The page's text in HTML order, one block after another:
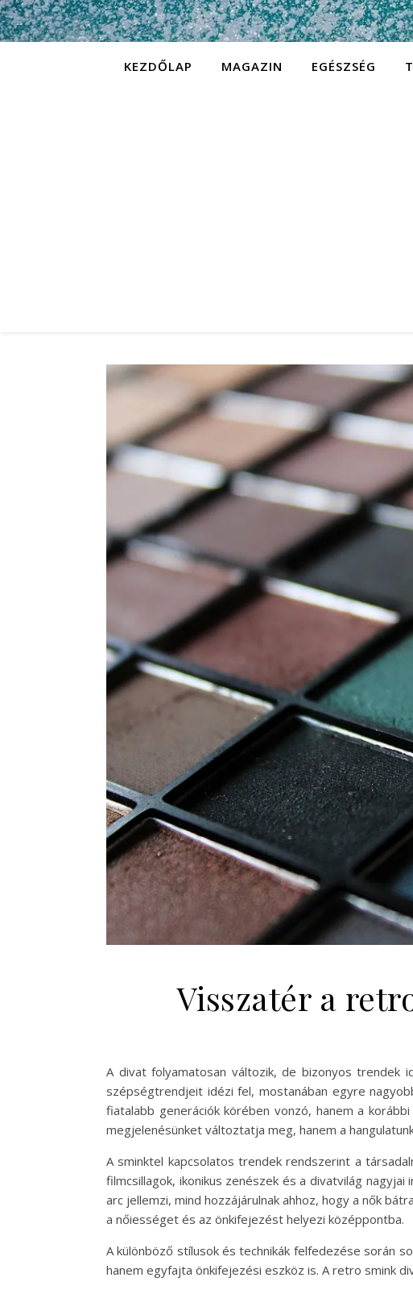
KEZDŐLAP MAGAZIN EGÉSZSÉG
Visszatér a
A divat folyamatosan változik, de bizonyos trendek
szépségtrendjeit idézi fel, mostanában egyre
fiatalabb generációk körében vonzó, hanem a
megjelenésünket változtatja meg, hanem a
A sminktel kapcsolatos trendek rendszerint a
filmcsillagok, ikonikus zenészek és a divatvilág
arc jellemzi, mind hozzájárulnak ahhoz, hogy a nők
a nőiességet és az önkifejezést helyezi középpontba.
A különböző stílusok és technikák felfedezése során
hanem egyfajta önkifejezési eszköz is. A retro smink